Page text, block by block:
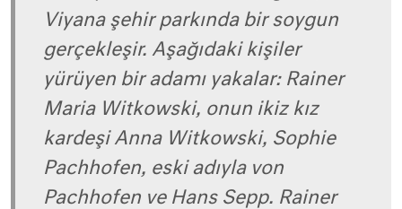
Viyana şehir parkında bir soygun
gerçekleşir. Aşağıdaki kişiler
yürüyen bir adamı yakalar: Rainer
Maria Witkowski, onun ikiz kız
kardeşi Anna Witkowski, Sophie
Pachhofen, eski adıyla von
Pachhofen ve Hans Sepp. Rainer